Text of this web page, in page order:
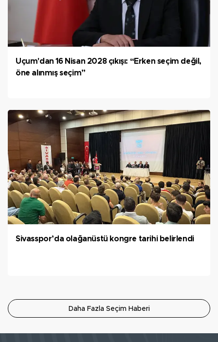
Uçum'dan 16 Nisan 2028 çıkışı: “Erken seçim değil,
öne alınmış seçim”
Sivasspor’da olağanüstü kongre tarihi belirlendi
Daha Fazla Seçim Haberi